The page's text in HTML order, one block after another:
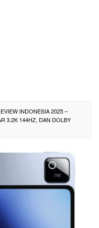
INDONESIA 2025 –
3.2K 144HZ, DAN DOLBY